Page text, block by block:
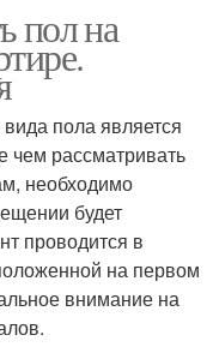
пол на
пола является
чем рассматривать
необходимо
будет
проводится в
на первом
внимание на